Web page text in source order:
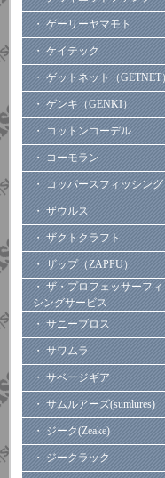
・ ゲーリーヤマモト
・ ケイテック
・ ゲットネット（GETNET
・ ゲンキ（GENKI）
・ コットンコーデル
・ コーモラン
・ コッパースフィッシング
・ ザウルス
・ ザクトクラフト
・ ザップ（ZAPPU）
・ ザ・プロフェッサーフ
シングサービス
・ サニーブロス
・ サワムラ
・ サベージギア
・ サムルアーズ(sumlures)
・ ジーク(Zeake)
・ ジークラック